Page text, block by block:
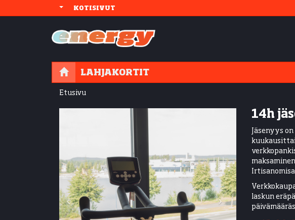
KOTISIVUT
LAHJAKORTIT
Etusivu
14h
Jäsenyys
laskun